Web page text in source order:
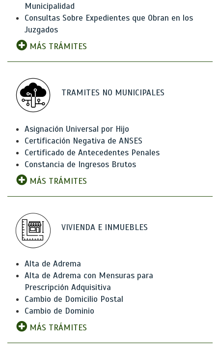
Municipalidad
Consultas Sobre Expedientes que Obran en los
Juzgados
MÁS TRÁMITES
TRAMITES NO MUNICIPALES
Asignación Universal por Hijo
Certificación Negativa de ANSES
Certificado de Antecedentes Penales
Constancia de Ingresos Brutos
MÁS TRÁMITES
VIVIENDA E INMUEBLES
Alta de Adrema
Alta de Adrema con Mensuras para
Prescripción Adquisitiva
Cambio de Domicilio Postal
Cambio de Dominio
MÁS TRÁMITES